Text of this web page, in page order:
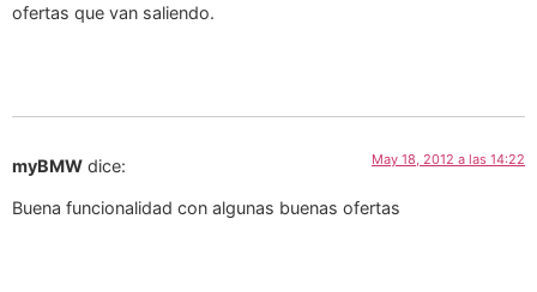
ofertas que van saliendo.
myBMW dice: May 18, 2012 a las 14:22
Buena funcionalidad con algunas buenas ofertas